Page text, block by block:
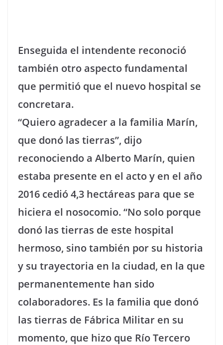
Enseguida el intendente reconoció
también otro aspecto fundamental
que permitió que el nuevo hospital se
concretara.
“Quiero agradecer a la familia Marín,
que donó las tierras”, dijo
reconociendo a Alberto Marín, quien
estaba presente en el acto y en el año
2016 cedió 4,3 hectáreas para que se
hiciera el nosocomio. “No solo porque
donó las tierras de este hospital
hermoso, sino también por su historia
y su trayectoria en la ciudad, en la que
permanentemente han sido
colaboradores. Es la familia que donó
las tierras de Fábrica Militar en su
momento, que hizo que Río Tercero